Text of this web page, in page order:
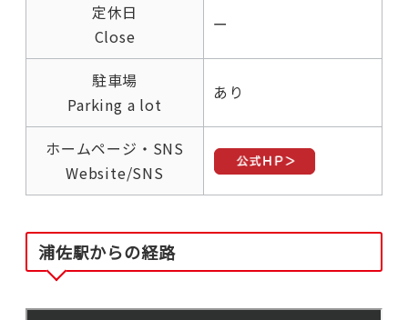
定休日
Close
ー
駐車場
Parking a lot
あり
ホームページ・SNS
Website/SNS
浦佐駅からの経路